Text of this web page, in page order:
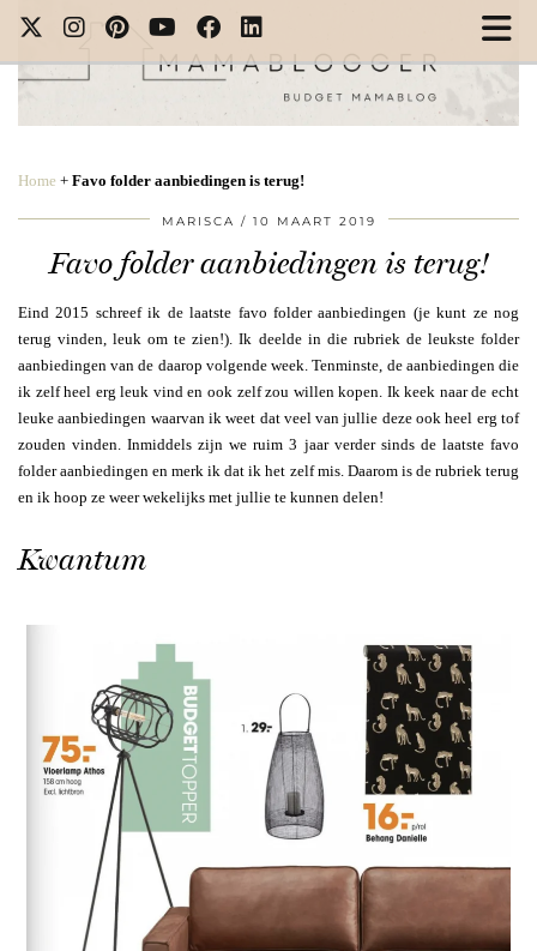
Home + Favo folder aanbiedingen is terug!
MARISCA 10 MAART 2019
Favo folder aanbiedingen is terug!
Eind 2015 schreef ik de laatste favo folder aanbiedingen (je kunt ze nog
terug vinden, leuk om te zien!). Ik deelde in die rubriek de leukste folder
aanbiedingen van de daarop volgende week. Tenminste, de aanbiedingen die
ik zelf heel erg leuk vind en ook zelf zou willen kopen. Ik keek naar de echt
leuke aanbiedingen waarvan ik weet dat veel van jullie deze ook heel erg tof
zouden vinden. Inmiddels zijn we ruim 3 jaar verder sinds de laatste favo
folder aanbiedingen en merk ik dat ik het zelf mis. Daarom is de rubriek terug
en ik hoop ze weer wekelijks met jullie te kunnen delen!
Kwantum